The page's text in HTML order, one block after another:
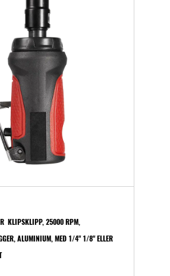
KLIPSKLIPP, 25000 RPM,
ALUMINIUM, MED 1/4" 1/8" ELLER